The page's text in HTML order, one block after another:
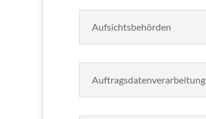
Aufsichtsbehörden
Auftragsdatenverarbeitung